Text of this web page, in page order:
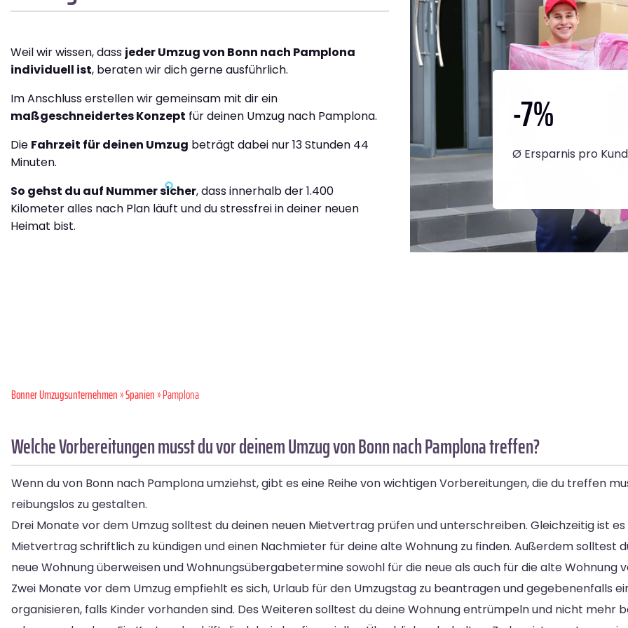
Weil wir wissen, dass jeder Umzug von Bonn nach Pamplona
individuell ist, beraten wir dich gerne ausführlich.
Im Anschluss erstellen wir gemeinsam mit dir ein
maßgeschneidertes Konzept für deinen Umzug nach Pamplona.
Die Fahrzeit für deinen Umzug beträgt dabei nur 13 Stunden 44
Minuten.
So gehst du auf Nummer sicher, dass innerhalb der 1.400
Kilometer alles nach Plan läuft und du stressfrei in deiner neuen
Heimat bist.
-7%
Ø Ersparnis pro
Bonner Umzugsunternehmen»Spanien» Pamplona
Welche Vorbereitungen musst du vor deinem Umzug von Bonn nach Pamplona treffen?
Wenn du von Bonn nach Pamplona umziehst, gibt es eine Reihe von wichtigen Vorbereitungen, die du treffen
reibungslos zu gestalten.
Drei Monate vor dem Umzug solltest du deinen neuen Mietvertrag prüfen und unterschreiben. Gleichzeitig ist
Mietvertrag schriftlich zu kündigen und einen Nachmieter für deine alte Wohnung zu finden. Außerdem solltest
neue Wohnung überweisen und Wohnungsübergabetermine sowohl für die neue als auch für die alte Wohnung
Zwei Monate vor dem Umzug empfiehlt es sich, Urlaub für den Umzugstag zu beantragen und gegebenenfalls
organisieren, falls Kinder vorhanden sind. Des Weiteren solltest du deine Wohnung entrümpeln und nicht mehr